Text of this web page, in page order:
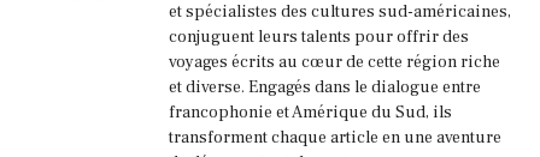
et spécialistes des cultures sud-américaines,
conjuguent leurs talents pour offrir des
voyages écrits au cœur de cette région riche
et diverse. Engagés dans le dialogue entre
francophonie et Amérique du Sud, ils
transforment chaque article en une aventure